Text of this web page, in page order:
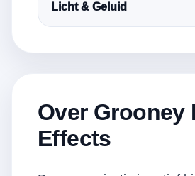
Licht & Geluid
Over Grooney
Effects